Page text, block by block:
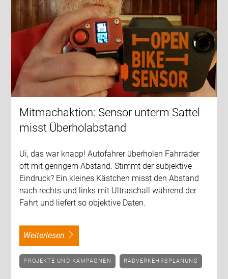
Mitmachaktion: Sensor unterm Sattel
misst Überholabstand
Ui, das war knapp! Autofahrer überholen Fahrräder
oft mit geringem Abstand. Stimmt der subjektive
Eindruck? Ein kleines Kästchen misst den Abstand
nach rechts und links mit Ultraschall während der
Fahrt und liefert so objektive Daten.
weiterlesen
PROJEKTE UND KAMPAGNEN RADVERKEHRSPLANUNG